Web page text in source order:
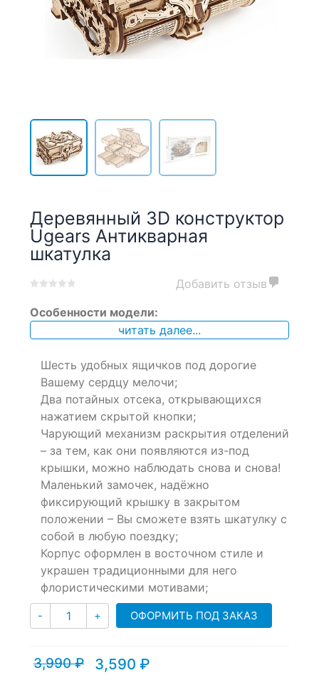
Деревянный 3D конструктор
Ugears Антикварная
шкатулка
out
of
based
customer
ratings
Добавить отзыв
Особенности модели:
читать далее...
Шесть удобных ящичков под дорогие
Вашему сердцу мелочи;
Два потайных отсека, открывающихся
нажатием скрытой кнопки;
Чарующий механизм раскрытия отделений
– за тем, как они появляются из-под
крышки, можно наблюдать снова и снова!
Маленький замочек, надёжно
фиксирующий крышку в закрытом
положении – Вы сможете взять шкатулку с
собой в любую поездку;
Корпус оформлен в восточном стиле и
украшен традиционными для него
флористическими мотивами;
- Количество
+ ОФОРМИТЬ ПОД ЗАКАЗ
3,990₽
Первоначальная3,590 ₽
Текущая